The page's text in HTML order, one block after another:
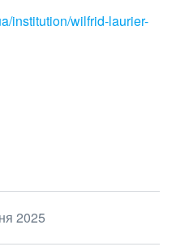
institution/wilfrid-laurier-
2025